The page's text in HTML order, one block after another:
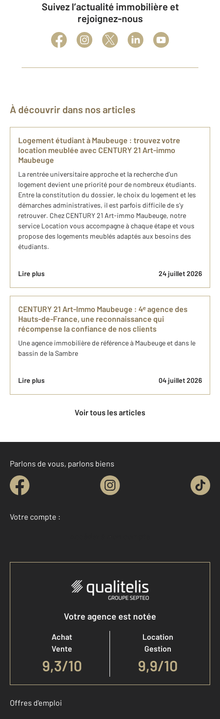
Suivez l’actualité immobilière et
rejoignez-nous
À découvrir dans nos articles
Logement étudiant à Maubeuge : trouvez votre
location meublée avec CENTURY 21 Art-immo
Maubeuge
La rentrée universitaire approche et la recherche d'un
logement devient une priorité pour de nombreux étudiants.
Entre la constitution du dossier, le choix du logement et les
démarches administratives, il est parfois difficile de s'y
retrouver. Chez CENTURY 21 Art-immo Maubeuge, notre
service Location vous accompagne à chaque étape et vous
propose des logements meublés adaptés aux besoins des
étudiants.
Lire plus 24 juillet 2026
CENTURY 21 Art-Immo Maubeuge : 4ᵉ agence des
Hauts-de-France, une reconnaissance qui
récompense la confiance de nos clients
Une agence immobilière de référence à Maubeuge et dans le
bassin de la Sambre
Lire plus 04 juillet 2026
Voir tous les articles
Parlons de vous, parlons biens
Votre compte :
Accéder à mon compte
Votre agence est notée
Achat
Vente
9,3/10
Location
Gestion
9,9/10
Offres d'emploi